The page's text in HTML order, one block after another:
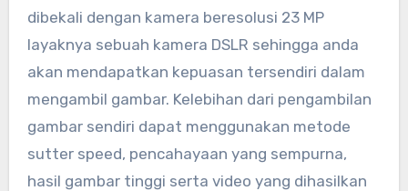
dibekali dengan kamera beresolusi 23 MP
layaknya sebuah kamera DSLR sehingga anda
akan mendapatkan kepuasan tersendiri dalam
mengambil gambar. Kelebihan dari pengambilan
gambar sendiri dapat menggunakan metode
sutter speed, pencahayaan yang sempurna,
hasil gambar tinggi serta video yang dihasilkan